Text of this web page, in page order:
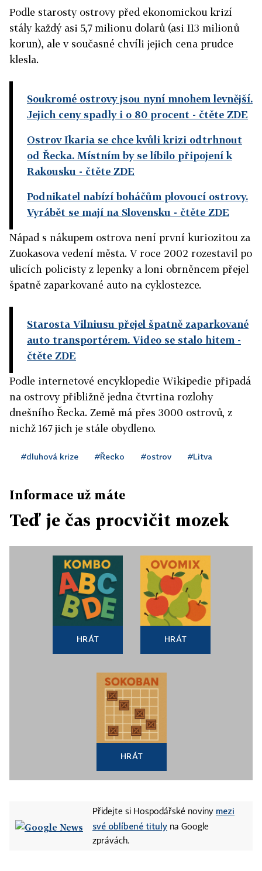
Podle starosty ostrovy před ekonomickou krizí
stály každý asi 5,7 milionu dolarů (asi 113 milionů
korun), ale v současné chvíli jejich cena prudce
klesla.
Soukromé ostrovy jsou nyní mnohem levnější.
Jejich ceny spadly i o 80 procent - čtěte ZDE
Ostrov Ikaria se chce kvůli krizi odtrhnout
od Řecka. Místním by se líbilo připojení k
Rakousku - čtěte ZDE
Podnikatel nabízí boháčům plovoucí ostrovy.
Vyrábět se mají na Slovensku - čtěte ZDE
Nápad s nákupem ostrova není první kuriozitou za
Zuokasova vedení města. V roce 2002 rozestavil po
ulicích policisty z lepenky a loni obrněncem přejel
špatně zaparkované auto na cyklostezce.
Starosta Vilniusu přejel špatně zaparkované
auto transportérem. Video se stalo hitem -
čtěte ZDE
Podle internetové encyklopedie Wikipedie připadá
na ostrovy přibližně jedna čtvrtina rozlohy
dnešního Řecka. Země má přes 3000 ostrovů, z
nichž 167 jich je stále obydleno.
#dluhová krize #Řecko #ostrov #Litva
Informace už máte
Teď je čas procvičit mozek
HRÁT HRÁT
HRÁT
Přidejte si Hospodářské noviny mezi
své oblíbené tituly na Google
zprávách.